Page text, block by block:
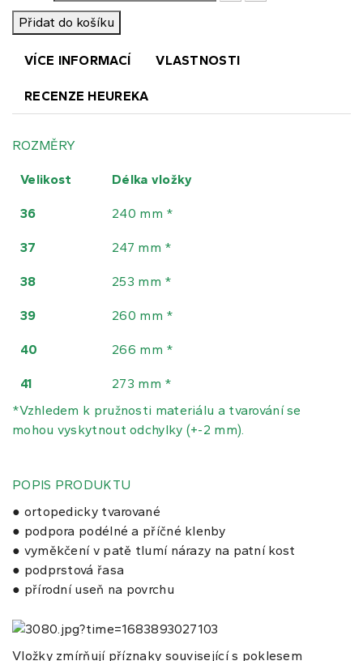
Přidat do košíku
VÍCE INFORMACÍ VLASTNOSTI
RECENZE HEUREKA
ROZMĚRY
Velikost Délka vložky
36 240 mm *
37 247 mm *
38 253 mm *
39 260 mm *
40 266 mm *
41
273 mm *
*Vzhledem k pružnosti materiálu a tvarování se
mohou vyskytnout odchylky (+-2 mm).
POPIS PRODUKTU
● ortopedicky tvarované
● podpora podélné a příčné klenby
● vyměkčení v patě tlumí nárazy na patní kost
● podprstová řasa
● přírodní useň na povrchu
Vložky zmírňují příznaky související s poklesem